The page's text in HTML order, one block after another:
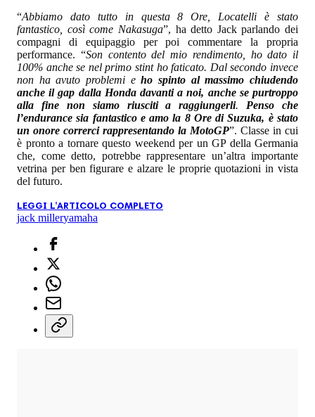
“Abbiamo dato tutto in questa 8 Ore, Locatelli è stato
fantastico, così come Nakasuga”, ha detto Jack parlando dei
compagni di equipaggio per poi commentare la propria
performance. “Son contento del mio rendimento, ho dato il
100% anche se nel primo stint ho faticato. Dal secondo invece
non ha avuto problemi eho spinto al massimo chiudendo
anche il gap dalla Honda davanti a noi, anche se purtroppo
alla fine non siamo riusciti a raggiungerli. Penso che
l’endurance sia fantastico e amo la 8 Ore di Suzuka, è stato
un onore correrci rappresentando la MotoGP”. Classe in cui
è pronto a tornare questo weekend per un GP della Germania
che, come detto, potrebbe rappresentare un’altra importante
vetrina per ben figurare e alzare le proprie quotazioni in vista
del futuro.
LEGGI L'ARTICOLO COMPLETO
jack milleryamaha